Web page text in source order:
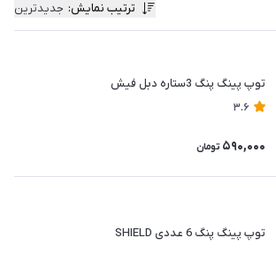
ترتیب نمایش: جدیدترین
توپ پینگ پنگ 3ستاره دبل فيش
3.6
590,000 تومان
توپ پینگ پنگ 6 عددی SHIELD